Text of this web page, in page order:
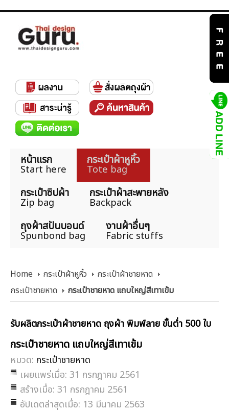
หน้าแรก
Start here
กระเป๋าผ้าหูหิ้ว
Tote bag
กระเป๋าซิปผ้า
Zip bag
กระเป๋าผ้าสะพายหลัง
Backpack
ถุงผ้าสปันบอนด์
Spunbond bag
งานผ้าอื่นๆ
Fabric stuffs
Home กระเป๋าผ้าหูหิ้ว
กระเป๋าผ้าชายหาด
กระเป๋าชายหาด
กระเป๋าชายหาด แถบใหญ่สีเทาเข้ม
รับผลิตกระเป๋าผ้าชายหาด ถุงผ้า พิมพ์ลาย ขั้นต่ำ 500 ใบ
กระเป๋าชายหาด แถบใหญ่สีเทาเข้ม
หมวด: กระเป๋าชายหาด
เผยแพร่เมื่อ: 31 กรกฎาคม 2561
สร้างเมื่อ: 31 กรกฎาคม 2561
อัปเดตล่าสุดเมื่อ: 13 มีนาคม 2563